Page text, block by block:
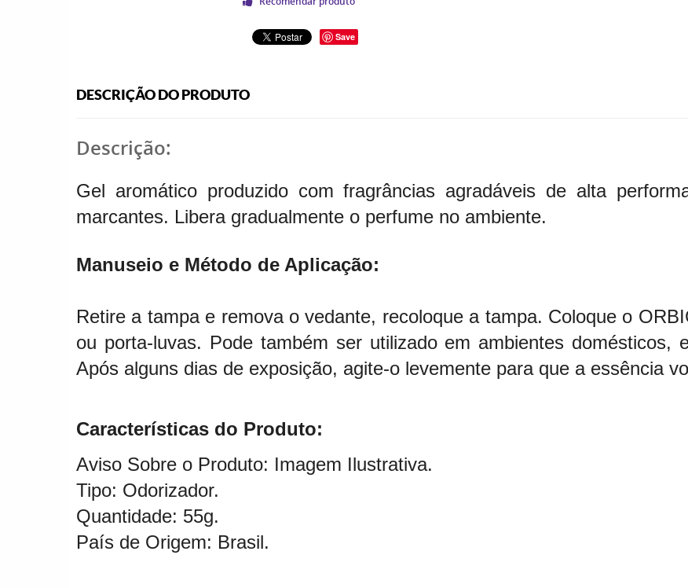
Save
DESCRIÇÃO DO PRODUTO
Descrição:
Gel aromático produzido com fragrâncias agradáveis de alta
marcantes. Libera gradualmente o perfume no ambiente.
Manuseio e Método de Aplicação:
Retire a tampa e remova o vedante, recoloque a tampa. Coloque o
ou porta-luvas. Pode também ser utilizado em ambientes domésticos,
Após alguns dias de exposição, agite-o levemente para que a essência
Características do Produto:
Aviso Sobre o Produto: Imagem Ilustrativa.
Tipo: Odorizador.
Quantidade: 55g.
País de Origem: Brasil.